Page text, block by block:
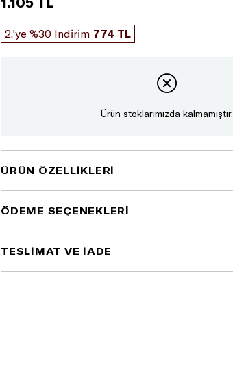
2.'ye %30 İndirim 774 TL
Ürün stoklarımızda kalmamıştır.
ÜRÜN ÖZELLIKLERI
ÖDEME SEÇENEKLERI
TESLİMAT VE İADE